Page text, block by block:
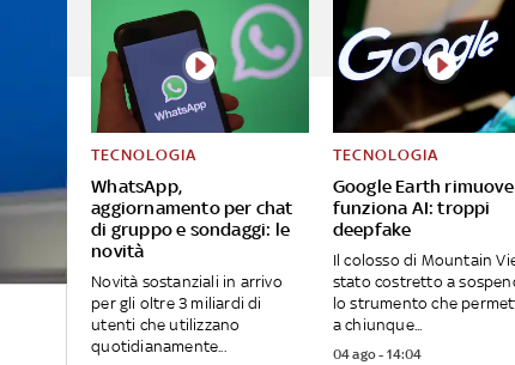
WhatsApp,
aggiornamento per chat
di gruppo e sondaggi: le
novità
TECNOLOGIA
Novità sostanziali in arrivo
per gli oltre 3 miliardi di
utenti che utilizzano
quotidianamente...
Google Earth
funziona AI: troppi
deepfake
TECNOLOGIA
Il colosso di Mountain
stato costretto a
lo strumento che
a chiunque...
04 ago - 14:04